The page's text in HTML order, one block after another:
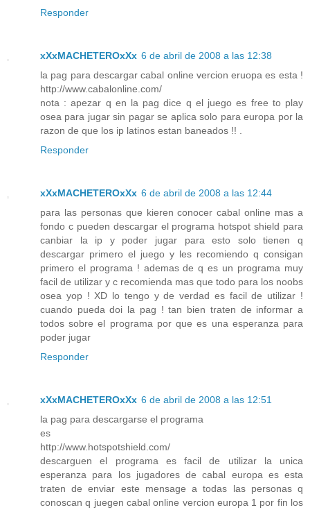
Responder
xXxMACHETEROxXx 6 de abril de 2008 a las 12:38
la pag para descargar cabal online vercion eruopa es esta !
http://www.cabalonline.com/
nota : apezar q en la pag dice q el juego es free to play
osea para jugar sin pagar se aplica solo para europa por la
razon de que los ip latinos estan baneados !! .
Responder
xXxMACHETEROxXx 6 de abril de 2008 a las 12:44
para las personas que kieren conocer cabal online mas a
fondo c pueden descargar el programa hotspot shield para
canbiar la ip y poder jugar para esto solo tienen q
descargar primero el juego y les recomiendo q consigan
primero el programa ! ademas de q es un programa muy
facil de utilizar y c recomienda mas que todo para los noobs
osea yop ! XD lo tengo y de verdad es facil de utilizar !
cuando pueda doi la pag ! tan bien traten de informar a
todos sobre el programa por que es una esperanza para
poder jugar
Responder
xXxMACHETEROxXx 6 de abril de 2008 a las 12:51
la pag para descargarse el programa
es
http://www.hotspotshield.com/
descarguen el programa es facil de utilizar la unica
esperanza para los jugadores de cabal europa es esta
traten de enviar este mensage a todas las personas q
conoscan q juegen cabal online vercion europa 1 por fin los